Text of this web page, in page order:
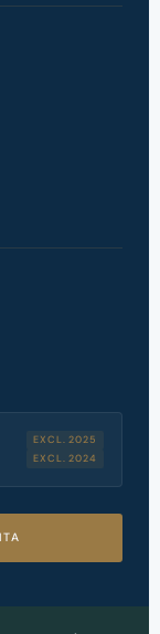
EXCL. 2025
EXCL. 2024